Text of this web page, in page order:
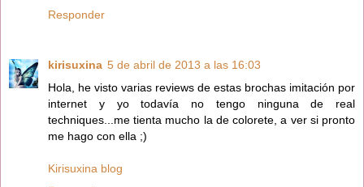
Responder
kirisuxina 5 de abril de 2013 a las 16:03
Hola, he visto varias reviews de estas brochas imitación por
internet y yo todavía no tengo ninguna de real
techniques...me tienta mucho la de colorete, a ver si pronto
me hago con ella ;)
Kirisuxina blog